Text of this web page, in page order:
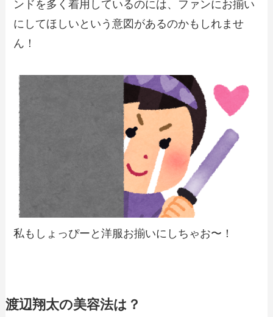
ンドを多く着用しているのには、ファンにお揃い
にしてほしいという意図があるのかもしれませ
ん！
私もしょっぴーと洋服お揃いにしちゃお〜！
渡辺翔太の美容法は？